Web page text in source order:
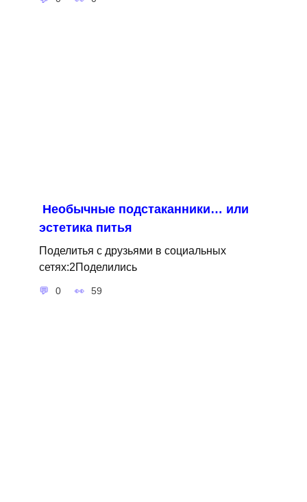
Необычные подстаканники… или
эстетика питья
Поделитья с друзьями в социальных
сетях:2Поделились
0 59